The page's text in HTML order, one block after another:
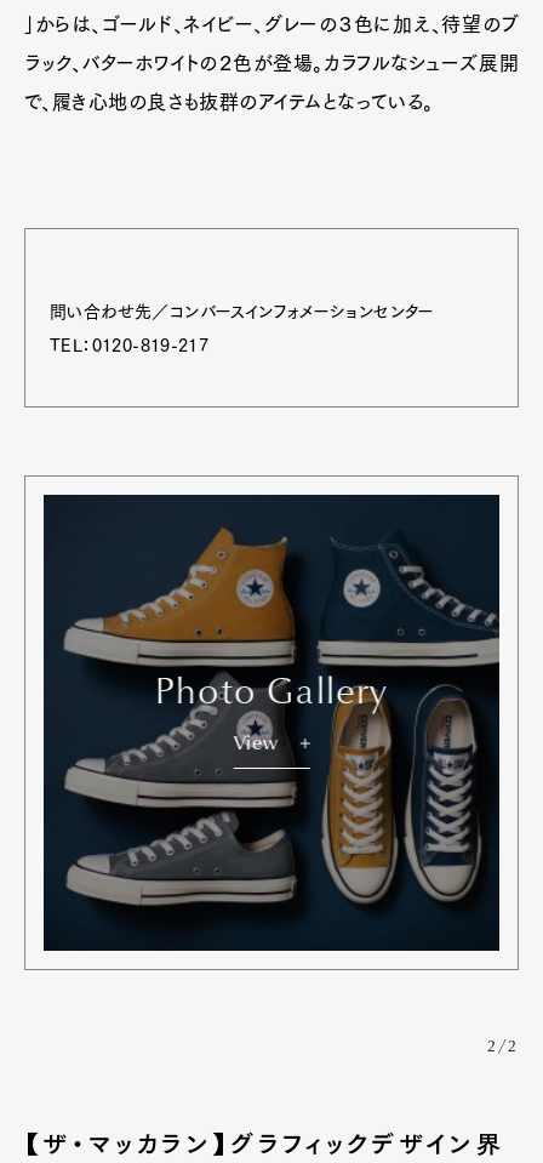
」からは、ゴールド、ネイビー、グレーの３色に加え、待望のブ
ラック、バターホワイトの２色が登場。カラフルなシューズ展開
で、履き心地の良さも抜群のアイテムとなっている。
問い合わせ先／コンバースインフォメーションセンター
TEL：0120-819-217
Photo Gallery
View
2/2
【ザ・マッカラン】グラフィックデザイン界